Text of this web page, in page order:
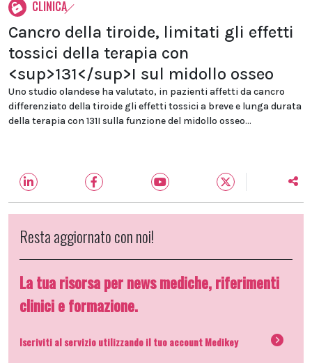
CLINICA
Cancro della tiroide, limitati gli effetti
tossici della terapia con
<sup>131</sup>I sul midollo osseo
Uno studio olandese ha valutato, in pazienti affetti da cancro
differenziato della tiroide gli effetti tossici a breve e lunga durata
della terapia con 131I sulla funzione del midollo osseo...
Resta aggiornato con noi!
La tua risorsa per news mediche, riferimenti
clinici e formazione.
Iscriviti al servizio utilizzando il tuo account Medikey